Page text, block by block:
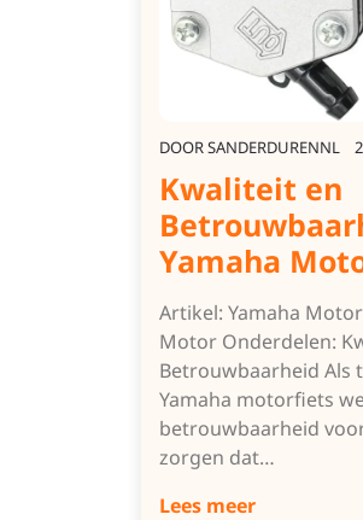
DOORSANDERDURENNL
Kwaliteit en
Yamaha
Artikel: Yamaha
Motor Onderdelen:
Betrouwbaarheid Als
Yamaha motorfiets
betrouwbaarheid
zorgen dat…
Lees meer